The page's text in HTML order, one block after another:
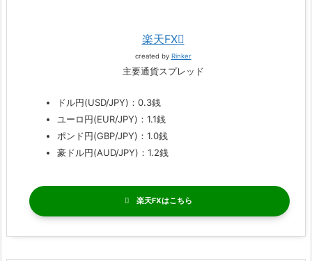
楽天FX
created by Rinker
主要通貨スプレッド
ドル円(USD/JPY)：0.3銭
ユーロ円(EUR/JPY)：1.1銭
ポンド円(GBP/JPY)：1.0銭
豪ドル円(AUD/JPY)：1.2銭
楽天FX